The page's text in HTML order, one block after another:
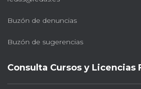
Buzón de denuncias
Buzón de sugerencias
Consulta Cursos y Licencias